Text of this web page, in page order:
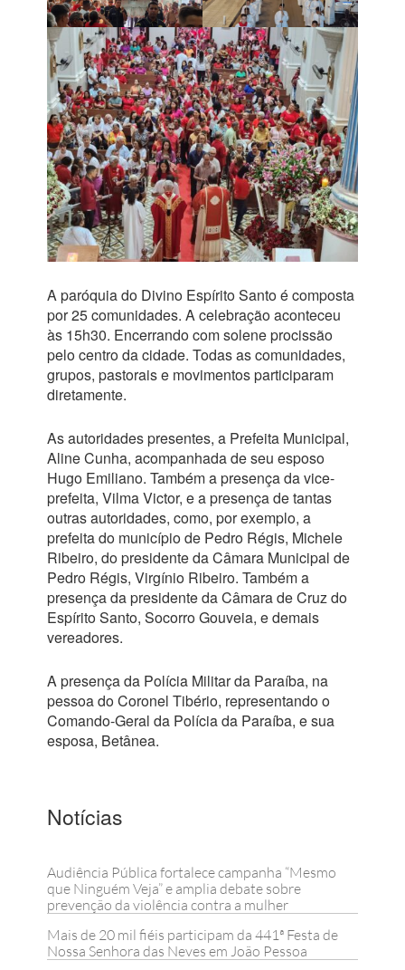
A paróquia do Divino Espírito Santo é composta
por 25 comunidades. A celebração aconteceu
às 15h30. Encerrando com solene procissão
pelo centro da cidade. Todas as comunidades,
grupos, pastorais e movimentos participaram
diretamente.
As autoridades presentes, a Prefeita Municipal,
Aline Cunha, acompanhada de seu esposo
Hugo Emiliano. Também a presença da vice-
prefeita, Vilma Victor, e a presença de tantas
outras autoridades, como, por exemplo, a
prefeita do município de Pedro Régis, Michele
Ribeiro, do presidente da Câmara Municipal de
Pedro Régis, Virgínio Ribeiro. Também a
presença da presidente da Câmara de Cruz do
Espírito Santo, Socorro Gouveia, e demais
vereadores.
A presença da Polícia Militar da Paraíba, na
pessoa do Coronel Tibério, representando o
Comando-Geral da Polícia da Paraíba, e sua
esposa, Betânea.
Notícias
Audiência Pública fortalece campanha “Mesmo
que Ninguém Veja” e amplia debate sobre
prevenção da violência contra a mulher
Mais de 20 mil fiéis participam da 441ª Festa de
Nossa Senhora das Neves em João Pessoa